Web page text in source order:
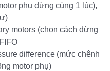
phụ dừng cùng 1 lúc),
motors (chọn cách dừng
difference (mức chênh
motor phụ)